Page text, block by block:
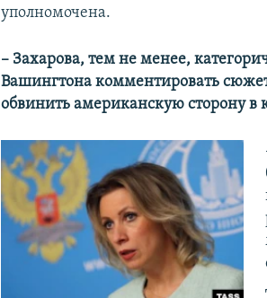
уполномочена.
– Захарова, тем не менее,
Вашингтона комментировать
обвинить американскую сторону в